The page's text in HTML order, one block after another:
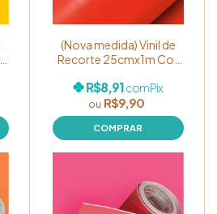
(Nova medida) Vinil de
Recorte 25cmx1m Cor
R$9,90
R$8,91comPix